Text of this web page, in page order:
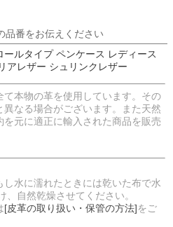
品番をお伝えください
ルタイプ ペンケース レディース
アレザー シュリンクレザー
本物の革を使用しています。その
なる場合がございます。また天然
元に適正に輸入された商品を販売
水に濡れたときには乾いた布で水
自然乾燥させてください。
[皮革の取り扱い・保管の方法]をご